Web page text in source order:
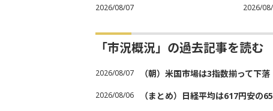
2026/08/07 2026/
「市況概況」の過去記事を読む
2026/08/07 （朝）米国市場は3指数揃って下
2026/08/06 （まとめ）日経平均は617円安